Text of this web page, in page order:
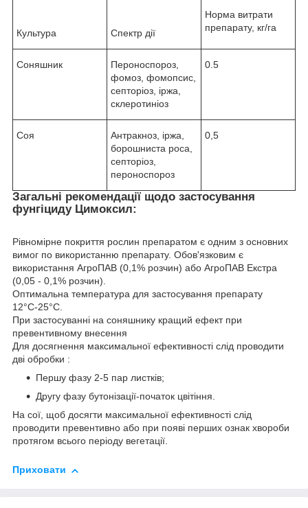
Культура Спектр дії
Норма витрати
препарату, кг/га
Соняшник
Пероноспороз,
фомоз, фомопсис,
септоріоз, іржа,
склеротиніоз
0.5
Соя
Антракноз, іржа,
борошниста роса,
септоріоз,
пероноспороз
0,5
Загальні рекомендації щодо застосування
фунгіциду Цимоксил:
Рівномірне покриття рослин препаратом є одним з основних
вимог по використанню препарату. Обов'язковим є
використання АгроПАВ (0,1% розчин) або АгроПАВ Екстра
(0,05 - 0,1% розчин).
Оптимальна температура для застосування препарату
12°С-25°С.
При застосуванні на соняшнику кращий ефект при
превентивному внесення
Для досягнення максимальної ефективності слід проводити
дві обробки :
Першу фазу 2-5 пар листків;
Другу фазу бутонізації-початок цвітіння.
На сої, щоб досягти максимальної ефективності слід
проводити превентивно або при появі перших ознак хвороби
протягом всього періоду вегетації.
Приховати